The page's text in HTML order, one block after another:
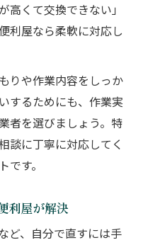
くて交換できない」
利屋なら柔軟に対応し
りや作業内容をしっか
するためにも、作業実
者を選びましょう。特
談に丁寧に対応してく
す。
利屋が解決
ど、自分で直すには手